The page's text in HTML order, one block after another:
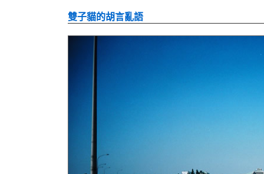
雙子貓的胡言亂語